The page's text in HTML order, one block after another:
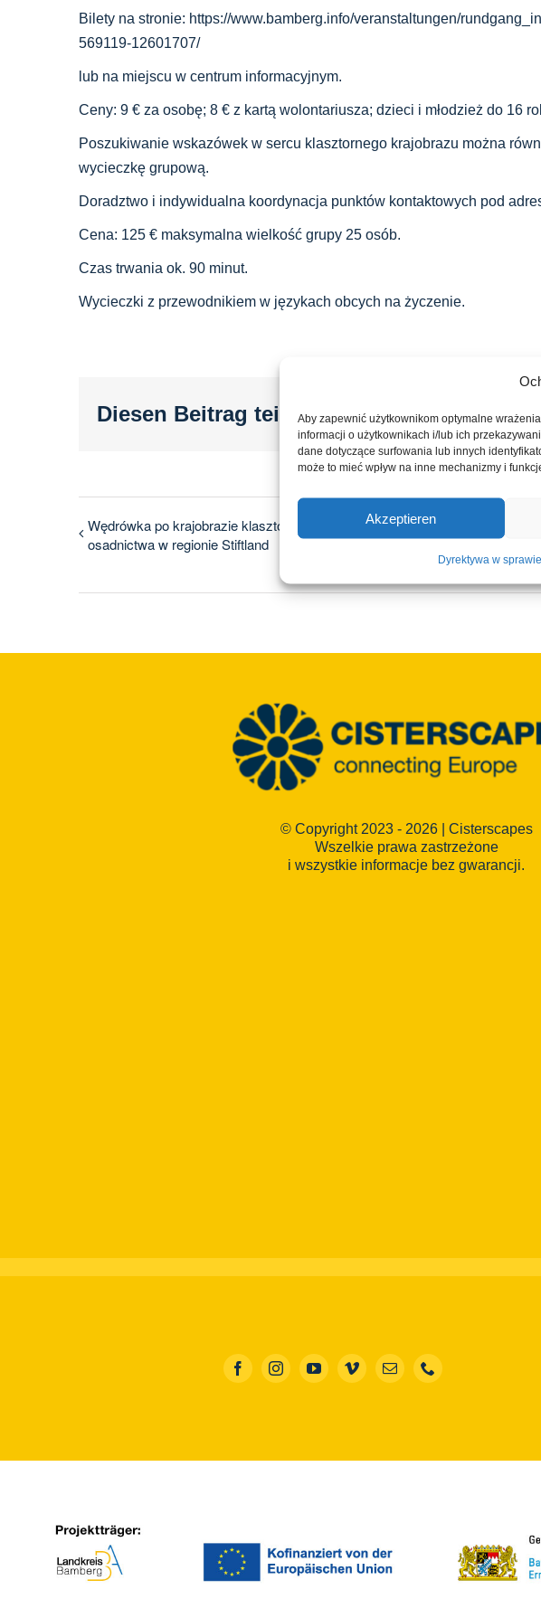
Aby zapewnić użytkownikom optymalne
informacji o użytkownikach i/lub ich
dane dotyczące surfowania lub innych
może to mieć wpływ na inne mechanizmy i
Akzeptieren
Dyrektywa w
Bilety na stronie: https://www.bamberg.info/veranstaltungen/
569119-12601707/
lub na miejscu w centrum informacyjnym.
Ceny: 9 € za osobę; 8 € z kartą wolontariusza; dzieci i młodzież do 16
Poszukiwanie wskazówek w sercu klasztornego krajobrazu można
wycieczkę grupową.
Doradztwo i indywidualna koordynacja punktów kontaktowych pod
Cena: 125 € maksymalna wielkość grupy 25 osób.
Czas trwania ok. 90 minut.
Wycieczki z przewodnikiem w językach obcych na życzenie.
Diesen Beitrag teilen...
Wędrówka po krajobrazie klasztornym: początki
osadnictwa w regionie Stiftland
Wycieczki
© Copyright 2023 - 2026 | Cisterscapes
Wszelkie prawa zastrzeżone
i wszystkie informacje bez gwarancji.